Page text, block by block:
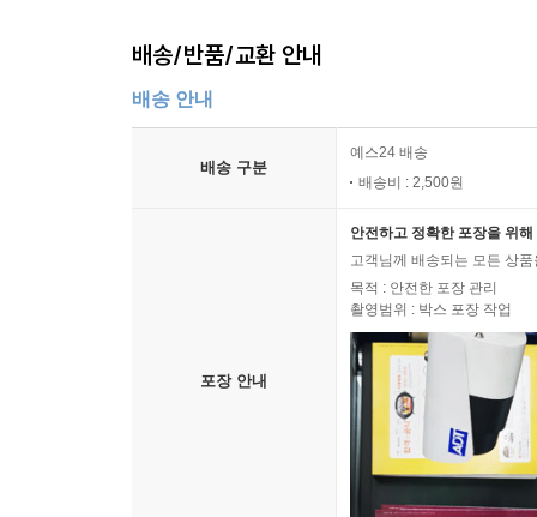
배송/반품/교환 안내
배송 안내
배송 구분
예스24 배송
배송비 : 2,500원
포장 안내
안전하고 정확한 포장을 위
고객님께 배송되는 모든 상
목적 : 안전한 포장 관리
촬영범위 : 박스 포장 작업